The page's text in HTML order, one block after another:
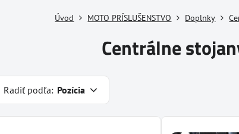
Úvod MOTO PRÍSLUŠENSTVO Doplnky
Centrálne
Radiť podľa: Pozícia